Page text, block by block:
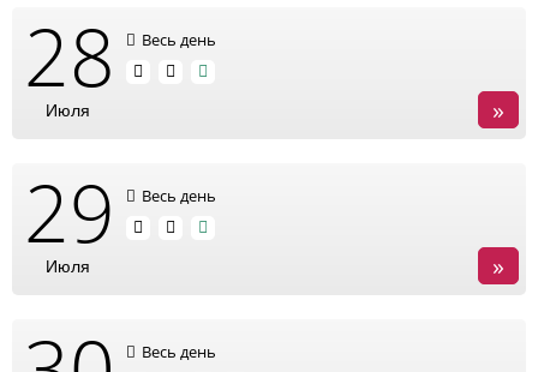
28
Июля
Весь день
»
29
Июля
Весь день
»
Весь день